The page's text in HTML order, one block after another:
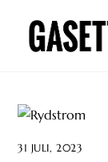
content
31 JULI, 2023